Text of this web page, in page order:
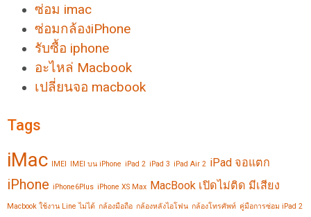
ซ่อม imac
ซ่อมกล้องiPhone
รับซื้อ iphone
อะไหล่ Macbook
เปลี่ยนจอ macbook
Tags
iMac IMEI IMEI บน iPhone iPad 2 iPad 3 iPad Air 2 iPad จอแตก
iPhone iPhone6Plus iPhone XS Max MacBook เปิดไม่ติด มีเสียง
Macbook ใช้งาน Line ไม่ได้ กล้องมือถือ กล้องหลังไอโฟน กล้องโทรศัพท์ คู่มือการซ่อม iPad 2